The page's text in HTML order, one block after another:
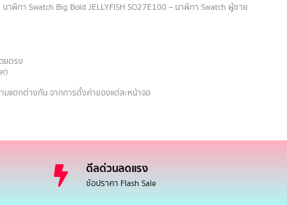
นาฬิกา Swatch Big Bold JELLYFISH SO27E100 – นาฬิกา Swatch ผู้ชาย
ยตรง
แตกต่างกัน จากการตั้งค่าของแต่ละหน้าจอ
ดีลด่วนลดแรง
ช้อปราคา Flash Sale